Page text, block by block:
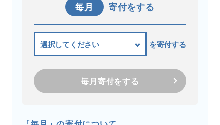
毎月 寄付をする
を寄付する
毎月寄付をする